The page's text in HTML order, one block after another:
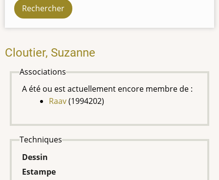
Cloutier, Suzanne
Associations
A été ou est actuellement encore membre de :
Raav(1994202)
Techniques
Dessin
Estampe